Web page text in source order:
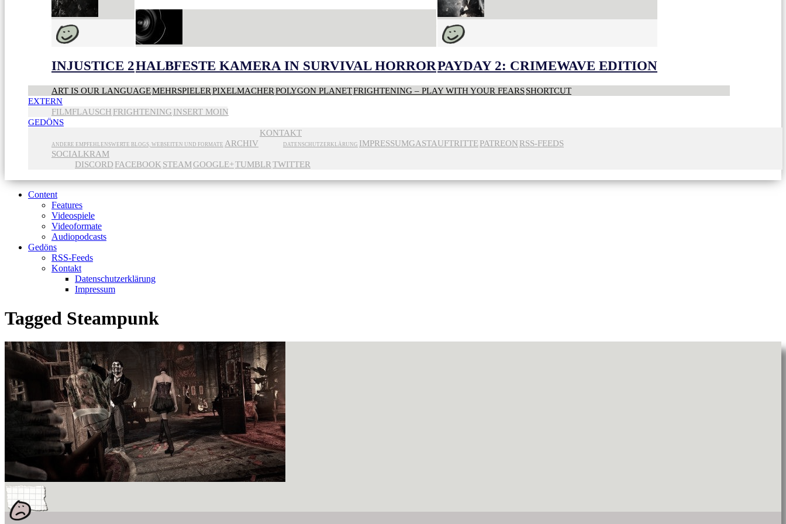
INJUSTICE 2HALBFESTE KAMERA IN SURVIVAL HORRORPAYDAY 2: CRIMEWAVE EDITION
ART IS OUR LANGUAGEMEHRSPIELERPIXELMACHERPOLYGON PLANETFRIGHTENING – PLAY WITH YOUR FEARSSHORTCUT
EXTERN
FILMFLAUSCH FRIGHTENING INSERT MOIN
GEDÖNS
ANDERE EMPFEHLENSWERTE BLOGS, WEBSEITEN UND FORMATE ARCHIV
KONTAKT
DATENSCHUTZERKLÄRUNG IMPRESSUMGASTAUFTRITTEPATREON RSS-FEEDS
SOCIALKRAM
DISCORD FACEBOOK STEAMGOOGLE+TUMBLRTWITTER
Content
Features
Videospiele
Videoformate
Audiopodcasts
Gedöns
RSS-Feeds
Kontakt
Datenschutzerklärung
Impressum
Tagged Steampunk